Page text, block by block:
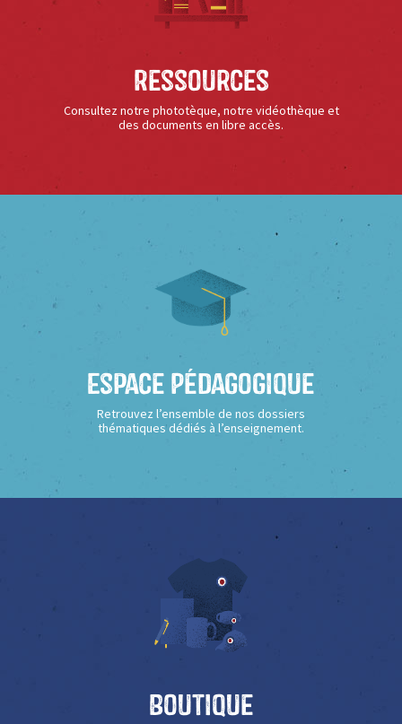
Ressources
Consultez notre phototèque, notre vidéothèque et
des documents en libre accès.
Espace Pédagogique
Retrouvez l’ensemble de nos dossiers
thématiques dédiés à l’enseignement.
Boutique